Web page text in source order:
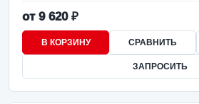
от 9 620 ₽
В КОРЗИНУ СРАВНИТЬ
ЗАПРОСИТЬ